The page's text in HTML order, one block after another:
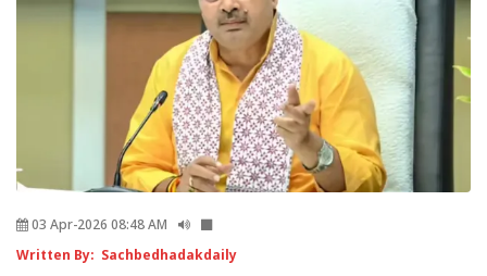
03 Apr-2026 08:48 AM
Written By: Sachbedhadakdaily